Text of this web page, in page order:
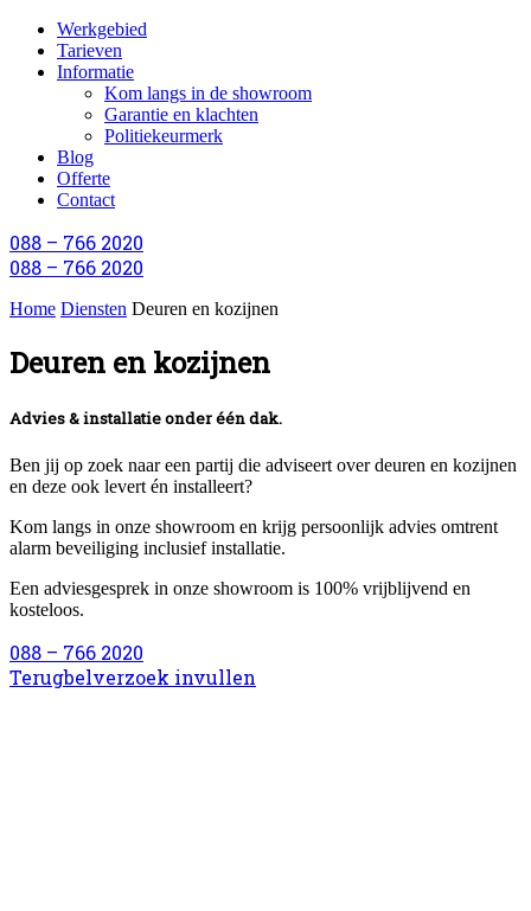
Werkgebied
Tarieven
Informatie
Kom langs in de showroom
Garantie en klachten
Politiekeurmerk
Blog
Offerte
Contact
088 – 766 2020
088 – 766 2020
Home Diensten Deuren en kozijnen
Deuren en kozijnen
Advies & installatie onder één dak.
Ben jij op zoek naar een partij die adviseert over deuren en kozijnen
en deze ook levert én installeert?
Kom langs in onze showroom en krijg persoonlijk advies omtrent
alarm beveiliging inclusief installatie.
Een adviesgesprek in onze showroom is 100% vrijblijvend en
kosteloos.
088 – 766 2020
Terugbelverzoek invullen